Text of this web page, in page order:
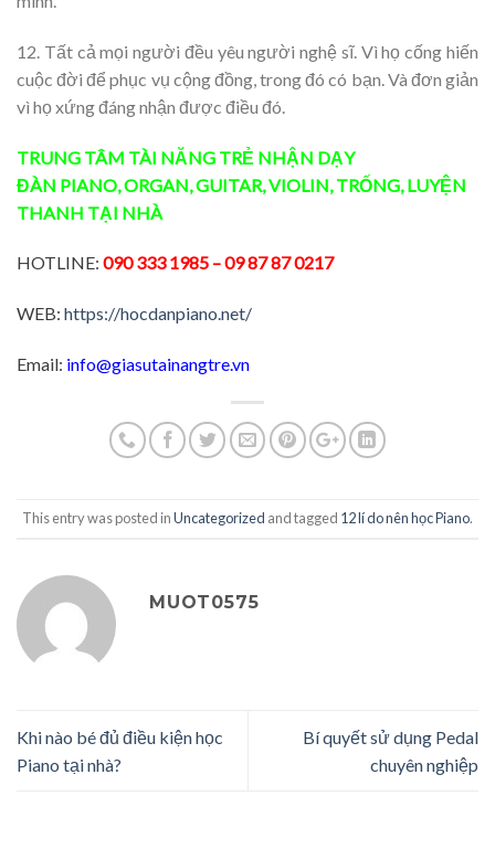
12. Tất cả mọi người đều yêu người nghệ sĩ. Vì họ cống hiến
cuộc đời để phục vụ cộng đồng, trong đó có bạn. Và đơn giản
vì họ xứng đáng nhận được điều đó.
TRUNG TÂM TÀI NĂNG TRẺ NHẬN DẠY
ĐÀN PIANO,ORGAN,GUITAR,VIOLIN, TRỐNG, LUYỆN
THANH TẠI NHÀ
HOTLINE: 090 333 1985 – 09 87 87 0217
WEB: https://hocdanpiano.net/
Email: info@giasutainangtre.vn
This entry was posted inUncategorized and tagged 12 lí do nên học Piano.
MUOT0575
Khi nào bé đủ điều kiện học
Piano tại nhà?
Bí quyết sử dụng Pedal
chuyên nghiệp